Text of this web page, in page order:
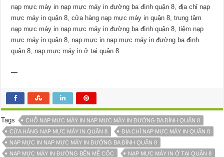
nạp mực máy in nạp mực máy in đường ba đình quận 8, địa chỉ nạp
mực máy in quận 8, cửa hàng nạp mực máy in quận 8, trung tâm
nạp mực máy in nạp mực máy in đường ba đình quận 8, tiệm nạp
mực máy in quận 8, nạp mực in nạp mực máy in đường ba đình
quận 8, nạp mực máy in ở tại quận 8
—
Tags
CHỖ NẠP MỰC MÁY IN NẠP MỰC MÁY IN ĐƯỜNG BA ĐÌNH QUẬN 8
CỬA HÀNG NẠP MỰC MÁY IN QUẬN 8
ĐỊA CHỈ NẠP MỰC MÁY IN QUẬN 8
NẠP MỰC IN NẠP MỰC MÁY IN ĐƯỜNG BA ĐÌNH QUẬN 8
NẠP MỰC MÁY IN ĐƯỜNG BẾN MỄ CỐC
NẠP MỰC MÁY IN Ở TẠI QUẬN 8